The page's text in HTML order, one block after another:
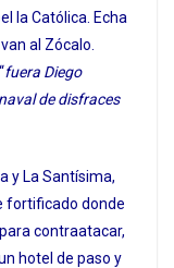
la Católica. Echa
al Zócalo.
fuera Diego
de disfraces
y La Santísima,
fortificado donde
contraatacar,
hotel de paso y